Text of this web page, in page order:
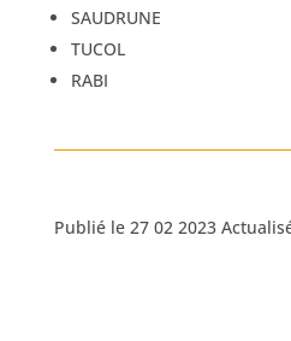
SAUDRUNE
TUCOL
RABI
Publié le 27 02 2023